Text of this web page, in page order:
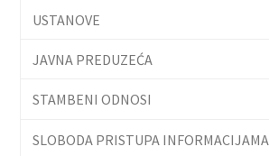
USTANOVE
JAVNA PREDUZEĆA
STAMBENI ODNOSI
SLOBODA PRISTUPA INFORMACIJAMA